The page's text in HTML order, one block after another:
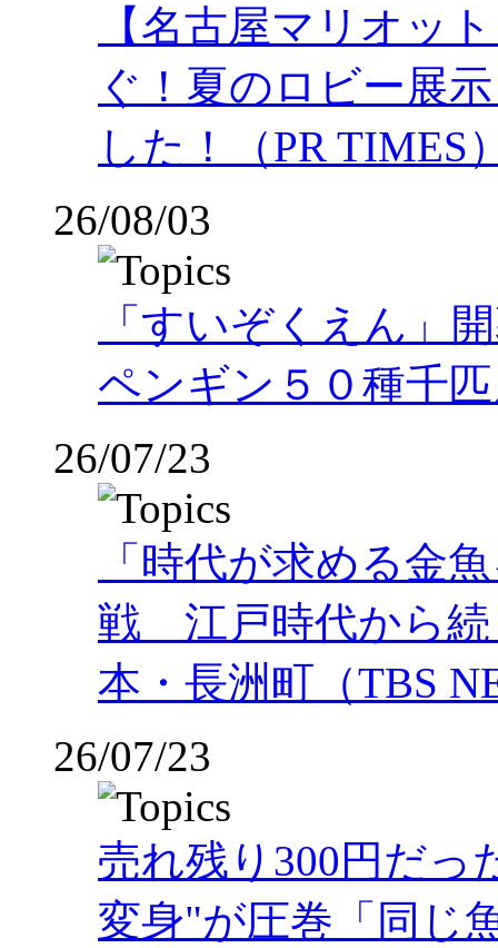
【名古屋マリオッ
ぐ！夏のロビー展
した！（PR TIMES
26/08/03
「すいぞくえん」
ペンギン５０種千
26/07/23
「時代が求める金
戦 江戸時代から
本・長洲町（TBS
26/07/23
売れ残り300円だ
変身"が圧巻「同じ